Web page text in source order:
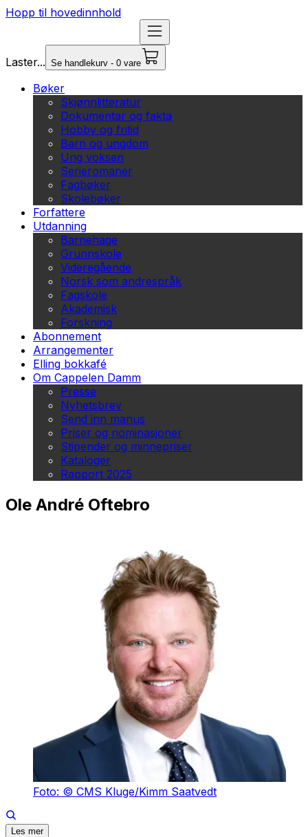
Hopp til hovedinnhold
Laster... Se handlekurv - 0 vare
Bøker
Skjønnlitteratur
Dokumentar og fakta
Hobby og fritid
Barn og ungdom
Ung voksen
Serieromaner
Fagbøker
Skolebøker
Forfattere
Utdanning
Barnehage
Grunnskole
Videregående
Norsk som andrespråk
Fagskole
Akademisk
Forskning
Abonnement
Arrangementer
Elling bokkafé
Om Cappelen Damm
Presse
Nyhetsbrev
Send inn manus
Priser og nominasjoner
Stipender og minnepriser
Kataloger
Rapport 2025
Ole André Oftebro
Foto: © CMS Kluge/Kimm Saatvedt
Les mer